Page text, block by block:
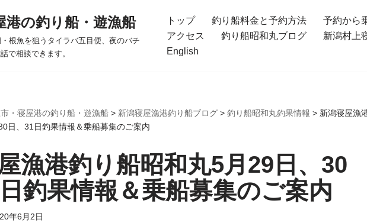
港の釣り船・遊漁船
根魚を狙うタイラバ五目便、夜のバチ
で相談できます。
トップ 釣り船料金と予約方法 予約から
アクセス
釣り船昭和丸ブログ
新潟村上
English
・寝屋港の釣り船・遊漁船> 新潟寝屋漁港釣り船ブログ> 釣り船昭和丸釣果情報 > 新潟寝屋漁
日、31日釣果情報＆乗船募集のご案内
漁港釣り船昭和丸5月29日、30
釣果情報＆乗船募集のご案内
年6月2日